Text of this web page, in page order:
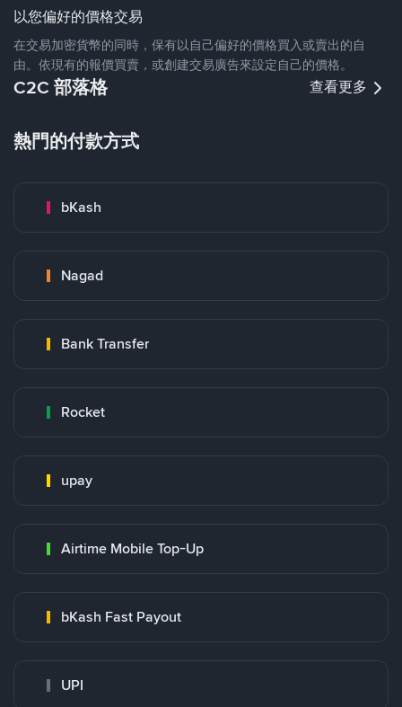
以您偏好的價格交易
在交易加密貨幣的同時，保有以自己偏好的價格買入或賣出的自
由。依現有的報價買賣，或創建交易廣告來設定自己的價格。
C2C 部落格 查看更多
熱門的付款方式
bKash
Nagad
Bank Transfer
Rocket
upay
Airtime Mobile Top-Up
bKash Fast Payout
UPI